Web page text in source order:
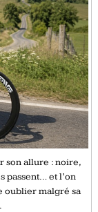
son allure : noire,
passent… et l’on
oublier malgré sa